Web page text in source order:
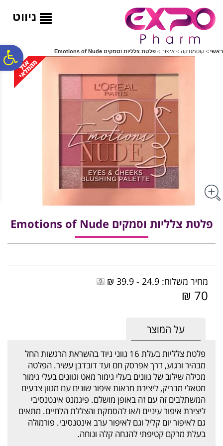
ניווט
ראשי > קוסמטיקה > איפור > פלטת צלליות וסמקים Emotions of Nude
פלטת צלליות וסמקים Emotions of Nude
מחיר משלוח: 24.9 - 39.9 ₪
70 ₪
על המוצר
פלטת צלליות בעלת 16 גווני ניוד בהשראת הרגשות החל
מבהיר ורגוע, דרך אפרסק חם ועד דובדבן עשיר. הפלטה
מכילה שילוב של גוונים בעלי גימור מאט וגוונים בעלי גימור
מטאלי מבריק, ליצירת מראות איפור שונים עם מגוון צבעים
המשתלבים זה עם זה באופן מושלם. פיגמנט אינטנסיבי
ליצירת איפור עיניים ו/או להסמקת והצללת הלחיים. מתאים
גם לאיפור יום קליל וגם לאיפור ערב אינטנסיבי. פורמולה
בעלת מרקם קטיפתי להנחה קלה ונוחה.